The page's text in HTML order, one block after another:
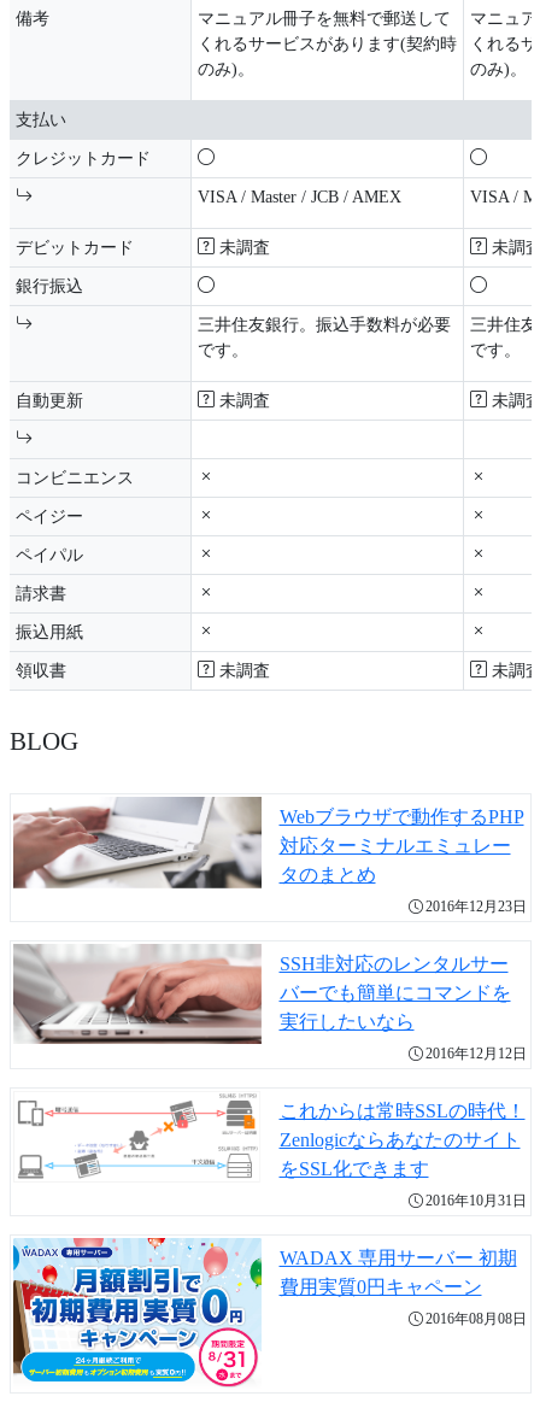
備考
マニュアル冊子を無料で郵送して
くれるサービスがあります(契約時
のみ)。
マニュ
くれる
のみ)。
支払い
クレジットカード
VISA / Master / JCB / AMEX VISA /
デビットカード 未調査 未調
銀行振込
三井住友銀行。振込手数料が必要
です。
三井住
です。
自動更新 未調査 未調
コンビニエンス
ペイジー
ペイパル
請求書
振込用紙
領収書 未調査 未調
BLOG
Webブラウザで動作するPHP
対応ターミナルエミュレー
タのまとめ
2016年12月23日
SSH非対応のレンタルサー
バーでも簡単にコマンドを
実行したいなら
2016年12月12日
これからは常時SSLの時代！
Zenlogicならあなたのサイト
をSSL化できます
2016年10月31日
WADAX 専用サーバー 初期
費用実質0円キャペーン
2016年08月08日